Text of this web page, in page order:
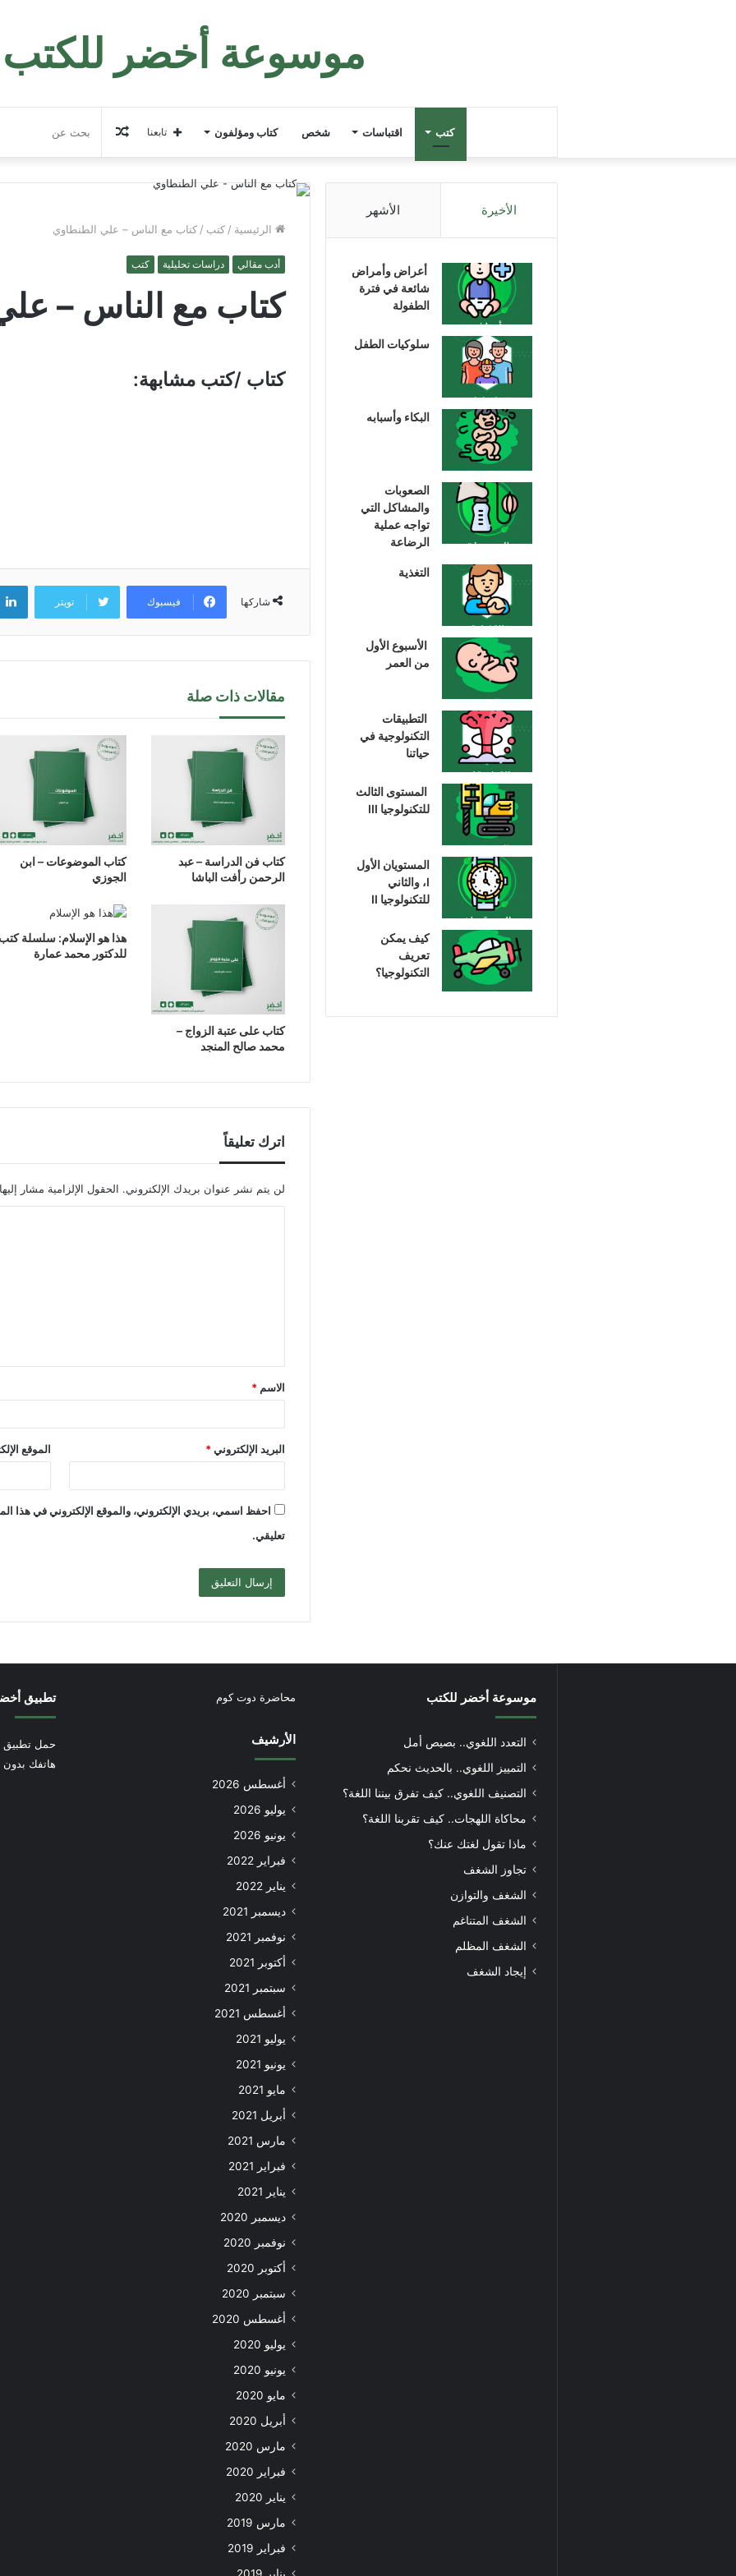
موسوعة أخضر للكتب
كتب اقتباسات شخص كتاب ومؤلفون مقال
عشوائي
تابعنا
الرئيسية / كتب / كتاب مع الناس – علي الطنطاوي
أدب مقالي دراسات تحليلية كتب
كتاب مع الناس –
كتاب /كتب مشابهة:
شاركها فيسبوك تويتر
مقالات ذات صلة
كتاب فن الدراسة – عبد
الرحمن رأفت الباشا
كتاب الموضوعات – ابن
الجوزي
كتاب على عتبة الزواج –
محمد صالح المنجد
هذا هو الإسلام: سلسلة كتب
للدكتور محمد عمارة
اترك تعليقاً
لن يتم نشر عنوان بريدك الإلكتروني. الحقول الإلزامية مشار
ق
*
الاسم*
البريد الإلكتروني* الموقع
احفظ اسمي، بريدي الإلكتروني، والموقع الإلكتروني في هذا
تعليقي.
الأخيرة الأشهر
أعراض وأمراض
شائعة في فترة
الطفولة
سلوكيات الطفل
البكاء وأسبابه
الصعوبات
والمشاكل التي
تواجه عملية
الرضاعة
التغذية
الأسبوع الأول
من العمر
التطبيقات
التكنولوجية في
حياتنا
المستوى الثالث
للتكنولوجيا III
المستويان الأول
I، والثاني
للتكنولوجيا II
كيف يمكن
تعريف
التكنولوجيا؟
موسوعة أخضر للكتب
التعدد اللغوي.. بصيص أمل
التمييز اللغوي.. بالحديث نحكم
التصنيف اللغوي.. كيف تفرق بيننا اللغة؟
محاكاة اللهجات.. كيف تقربنا اللغة؟
ماذا تقول لغتك عنك؟
تجاوز الشغف
الشغف والتوازن
الشغف المتناغم
الشغف المظلم
إيجاد الشغف
محاضرة دوت كوم
الأرشيف
أغسطس 2026
يوليو 2026
يونيو 2026
فبراير 2022
يناير 2022
ديسمبر 2021
نوفمبر 2021
أكتوبر 2021
سبتمبر 2021
أغسطس 2021
يوليو 2021
يونيو 2021
مايو 2021
أبريل 2021
مارس 2021
فبراير 2021
يناير 2021
ديسمبر 2020
نوفمبر 2020
أكتوبر 2020
سبتمبر 2020
أغسطس 2020
يوليو 2020
يونيو 2020
مايو 2020
أبريل 2020
مارس 2020
فبراير 2020
يناير 2020
مارس 2019
فبراير 2019
تطبيق
حمل تطبيق
هاتفك بدون